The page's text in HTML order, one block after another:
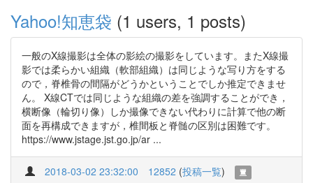
Yahoo!知恵袋 (1 users, 1 posts)
一般のX線撮影は全体の影絵の撮影をしています。またX線撮
影では柔らかい組織（軟部組織）は同じような写り方をする
ので，脊椎骨の間隔がどうかということでしか推定できませ
ん。 X線CTでは同じような組織の差を強調することができ，
横断像（輪切り像）しか撮像できない代わりに計算で他の断
面を再構成できますが，椎間板と脊髄の区別は困難です。
https://www.jstage.jst.go.jp/ar ...
2018-03-02 23:32:00 12852 (投稿一覧)